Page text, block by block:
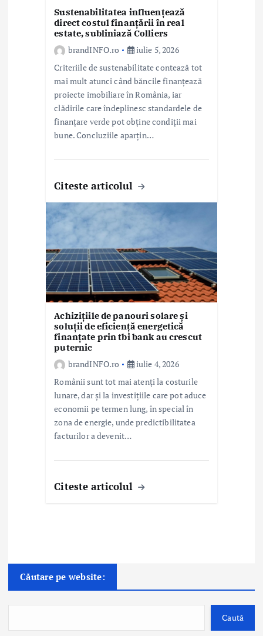
Sustenabilitatea influențează
direct costul finanțării în real
estate, subliniază Colliers
brandINFO.ro
iulie 5, 2026
Criteriile de sustenabilitate contează tot
mai mult atunci când băncile finanțează
proiecte imobiliare în România, iar
clădirile care îndeplinesc standardele de
finanțare verde pot obține condiții mai
bune. Concluziile aparțin…
Citeste articolul
Achizițiile de panouri solare și
soluții de eficiență energetică
finanțate prin tbi bank au crescut
puternic
brandINFO.ro
iulie 4, 2026
Românii sunt tot mai atenți la costurile
lunare, dar și la investițiile care pot aduce
economii pe termen lung, în special în
zona de energie, unde predictibilitatea
facturilor a devenit…
Citeste articolul
Căutare pe website:
Caută